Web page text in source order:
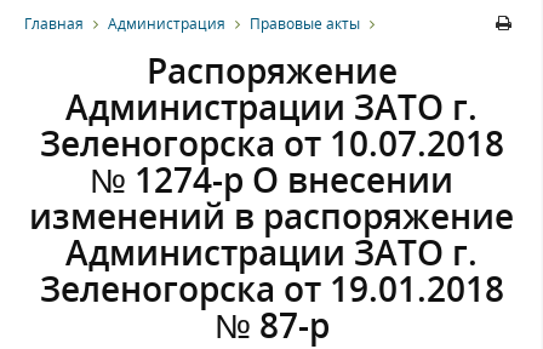
Главная Администрация Правовые акты
Распоряжение
Администрации ЗАТО г.
Зеленогорска от 10.07.2018
№ 1274-р О внесении
изменений в распоряжение
Администрации ЗАТО г.
Зеленогорска от 19.01.2018
№ 87-р